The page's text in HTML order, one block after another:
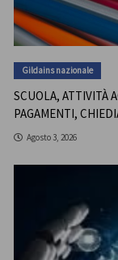
Gildains nazionale
SCUOLA, ATTIVITÀ
PAGAMENTI,
Agosto 3, 2026